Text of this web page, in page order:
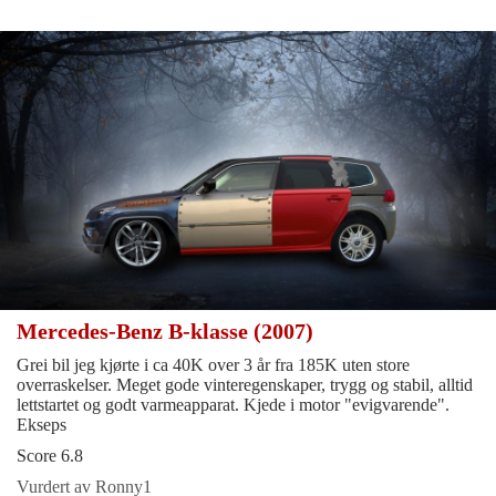
Mercedes-Benz B-klasse (2007)
Grei bil jeg kjørte i ca 40K over 3 år fra 185K uten store
overraskelser. Meget gode vinteregenskaper, trygg og stabil, alltid
lettstartet og godt varmeapparat. Kjede i motor "evigvarende".
Ekseps
Score 6.8
Vurdert av Ronny1